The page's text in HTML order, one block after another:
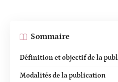
Sommaire
Définition et objectif de la
Modalités de la publication